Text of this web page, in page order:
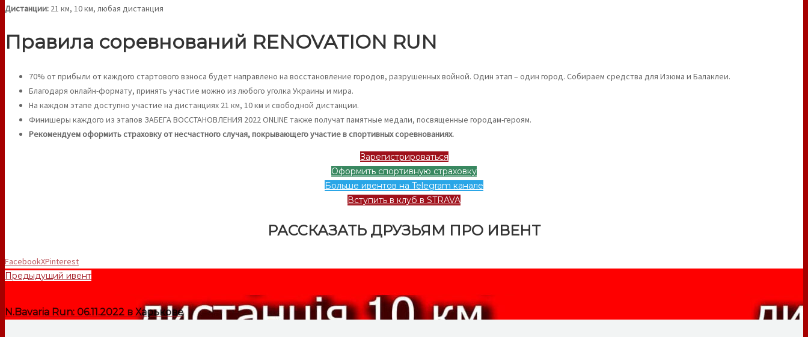
Дистанции: 21 км, 10 км, любая дистанция
Правила соревнований RENOVATION RUN
70% от прибыли от каждого стартового взноса будет направлено на восстановление городов, разрушенных войной. Один этап – один город. Собираем средства для Изюма и Балаклеи.
Благодаря онлайн-формату, принять участие можно из любого уголка Украины и мира.
На каждом этапе доступно участие на дистанциях 21 км, 10 км и свободной дистанции.
Финишеры каждого из этапов ЗАБЕГА ВОССТАНОВЛЕНИЯ 2022 ONLINE также получат памятные медали, посвященные городам-героям.
Рекомендуем оформить страховку от несчастного случая, покрывающего участие в спортивных соревнованиях.
Зарегистрироваться
Оформить спортивную страховку
Больше ивентов на Telegram канале
Вступить в клуб в STRAVA
РАССКАЗАТЬ ДРУЗЬЯМ ПРО ИВЕНТ
FacebookXPinterest
Предыдущий ивент
N.Bavaria Run: 06.11.2022 в Харькове